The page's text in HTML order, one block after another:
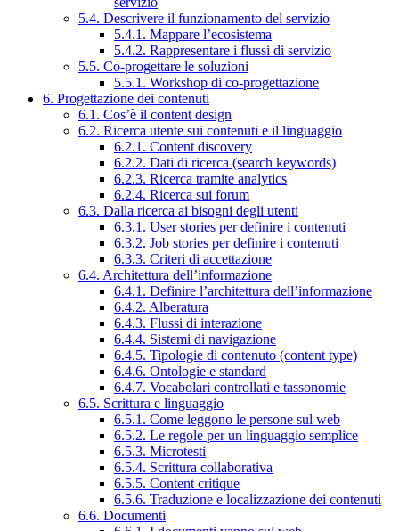
5.4. Descrivere il funzionamento del servizio
5.4.1. Mappare l’ecosistema
5.4.2. Rappresentare i flussi di servizio
5.5. Co-progettare le soluzioni
5.5.1. Workshop di co-progettazione
6. Progettazione dei contenuti
6.1. Cos’è il content design
6.2. Ricerca utente sui contenuti e il linguaggio
6.2.1. Content discovery
6.2.2. Dati di ricerca (search keywords)
6.2.3. Ricerca tramite analytics
6.2.4. Ricerca sui forum
6.3. Dalla ricerca ai bisogni degli utenti
6.3.1. User stories per definire i contenuti
6.3.2. Job stories per definire i contenuti
6.3.3. Criteri di accettazione
6.4. Architettura dell’informazione
6.4.1. Definire l’architettura dell’informazione
6.4.2. Alberatura
6.4.3. Flussi di interazione
6.4.4. Sistemi di navigazione
6.4.5. Tipologie di contenuto (content type)
6.4.6. Ontologie e standard
6.4.7. Vocabolari controllati e tassonomie
6.5. Scrittura e linguaggio
6.5.1. Come leggono le persone sul web
6.5.2. Le regole per un linguaggio semplice
6.5.3. Microtesti
6.5.4. Scrittura collaborativa
6.5.5. Content critique
6.5.6. Traduzione e localizzazione dei contenuti
6.6. Documenti